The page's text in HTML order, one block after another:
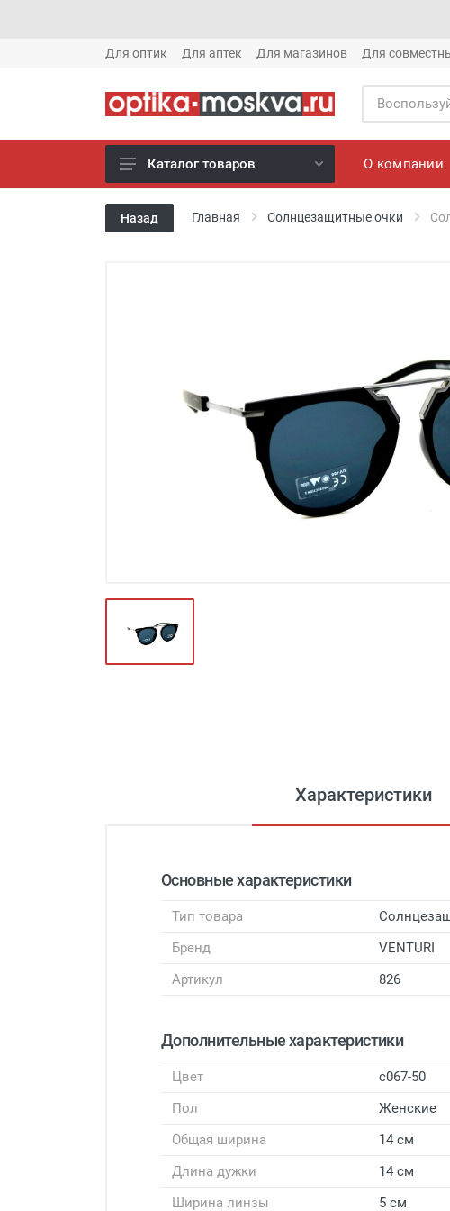
Для оптик Для аптек Для магазинов Для
Новое готовые очки (1621)
Новое солнце (1613)
Футляры и мешки (1412)
Красота и здоровье (353)
Атрибуты для оптики (59)
Каталог товаров О компании
Назад Главная Солнцезащитные очки
Характеристики
Основные характеристики
Тип товара
Бренд
VENTURI
Артикул
826
Дополнительные характеристики
Цвет
с067-50
Пол
Женские
Общая ширина
14 см
Длина дужки
14 см
Ширина линзы
5 см